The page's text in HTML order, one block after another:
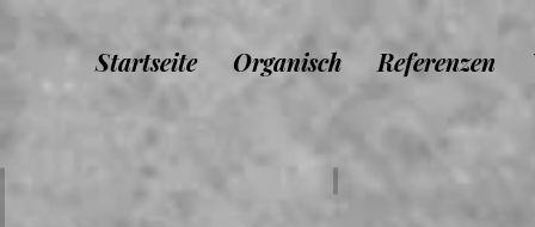
Startseite Organisch Referenzen
Pauline & Pierre Audrey & Fabien